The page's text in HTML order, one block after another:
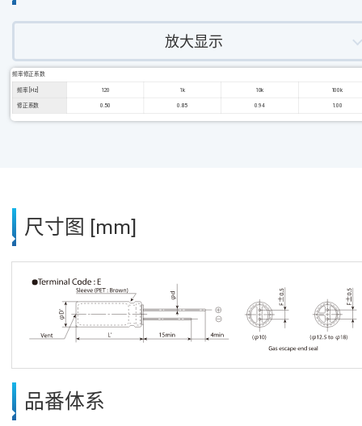
放大显示
频率修正系数
频率 [Hz] 120 1k 10k 100k
修正系数 0.50 0.85 0.94 1.00
尺寸图 [mm]
品番体系